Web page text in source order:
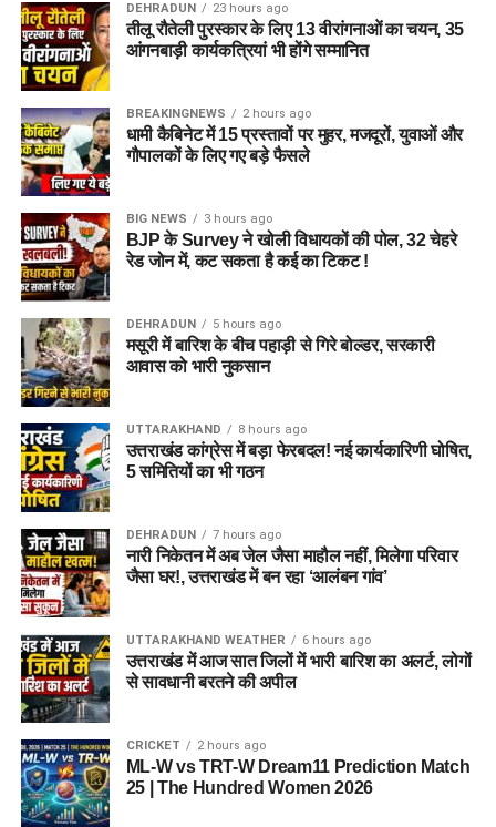
DEHRADUN 23 hours ago
तीलू रौतेली पुरस्कार के लिए 13 वीरांगनाओं का चयन, 35
आंगनबाड़ी कार्यकत्रियां भी होंगे सम्मानित
BREAKINGNEWS 2 hours ago
धामी कैबिनेट में 15 प्रस्तावों पर मुहर, मजदूरों, युवाओं और
गौपालकों के लिए गए बड़े फैसले
BIG NEWS 3 hours ago
BJP के Survey ने खोली विधायकों की पोल, 32 चेहरे
रेड जोन में, कट सकता है कई का टिकट !
DEHRADUN 5 hours ago
मसूरी में बारिश के बीच पहाड़ी से गिरे बोल्डर, सरकारी
आवास को भारी नुकसान
UTTARAKHAND 8 hours ago
उत्तराखंड कांग्रेस में बड़ा फेरबदल! नई कार्यकारिणी घोषित,
5 समितियों का भी गठन
DEHRADUN 7 hours ago
नारी निकेतन में अब जेल जैसा माहौल नहीं, मिलेगा परिवार
जैसा घर!, उत्तराखंड में बन रहा ‘आलंबन गांव’
UTTARAKHAND WEATHER 6 hours ago
उत्तराखंड में आज सात जिलों में भारी बारिश का अलर्ट, लोगों
से सावधानी बरतने की अपील
CRICKET 2 hours ago
ML-W vs TRT-W Dream11 Prediction Match
25 | The Hundred Women 2026